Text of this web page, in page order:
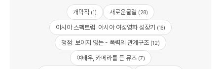
개막작(1) 새로운물결 (28)
아시아 스펙트럼: 아시아 여성영화 성장기 (16)
쟁점: 보이지 않는 - 폭력의 관계구조 (12)
여배우, 카메라를 든 뮤즈(7)